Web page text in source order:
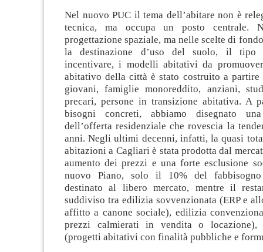
Nel nuovo PUC il tema dell’abitare non è
tecnica, ma occupa un posto centrale.
progettazione spaziale, ma nelle scelte di
la destinazione d’uso del suolo, il
incentivare, i modelli abitativi da
abitativo della città è stato costruito a
giovani, famiglie monoreddito, anziani,
precari, persone in transizione abitativa. A
bisogni concreti, abbiamo disegnato una
dell’offerta residenziale che rovescia la
anni. Negli ultimi decenni, infatti, la quasi
abitazioni a Cagliari è stata prodotta dal
aumento dei prezzi e una forte esclusione
nuovo Piano, solo il 10% del
destinato al libero mercato, mentre il
suddiviso tra edilizia sovvenzionata (ERP e
affitto a canone sociale), edilizia
prezzi calmierati in vendita o locazione),
(progetti abitativi con finalità pubbliche e